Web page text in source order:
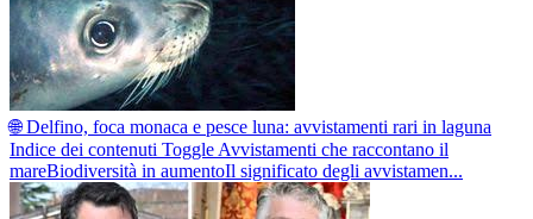
🌐 Delfino, foca monaca e pesce luna: avvistamenti rari in laguna
Indice dei contenuti Toggle Avvistamenti che raccontano il
mareBiodiversità in aumentoIl significato degli avvistamen...